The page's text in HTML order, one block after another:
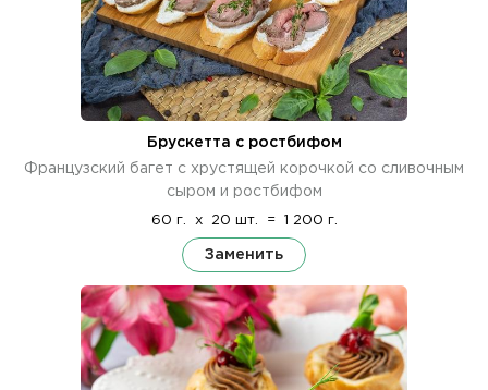
Брускетта с ростбифом
Французский багет с хрустящей корочкой со сливочным
сыром и ростбифом
60 г. x 20 шт. = 1 200 г.
Заменить